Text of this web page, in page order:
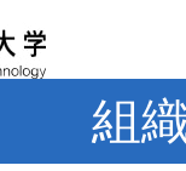
組